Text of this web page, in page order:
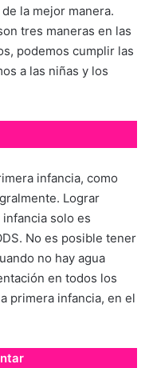
la mejor manera.
tres maneras en las
podemos cumplir las
a las niñas y los
infancia, como
Lograr
solo es
No es posible tener
no hay agua
en todos los
primera infancia, en el